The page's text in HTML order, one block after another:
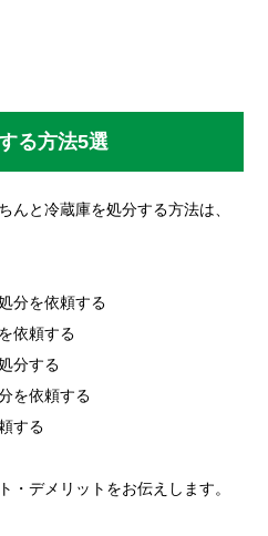
る方法5選
んと冷蔵庫を処分する方法は、
分を依頼する
依頼する
分する
を依頼する
する
・デメリットをお伝えします。